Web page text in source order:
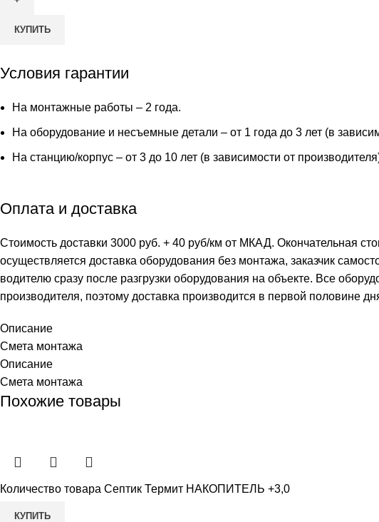
КУПИТЬ
Условия гарантии
На монтажные работы – 2 года.
На оборудование и несъемные детали – от 1 года до 3 лет (в
На станцию/корпус – от 3 до 10 лет (в зависимости от
Оплата и доставка
Стоимость доставки 3000 руб. + 40 руб/км от МКАД. Окончательная
осуществляется доставка оборудования без монтажа, заказчик
водителю сразу после разгрузки оборудования на объекте. Все
производителя, поэтому доставка производится в первой половине
Описание
Смета монтажа
Описание
Смета монтажа
Похожие товары
Количество товара Септик Термит НАКОПИТЕЛЬ +3,0
КУПИТЬ